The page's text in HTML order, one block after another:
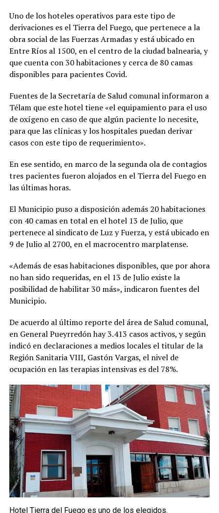
Uno de los hoteles operativos para este tipo de
derivaciones es el Tierra del Fuego, que pertenece a la
obra social de las Fuerzas Armadas y está ubicado en
Entre Ríos al 1500, en el centro de la ciudad balnearia, y
que cuenta con 30 habitaciones y cerca de 80 camas
disponibles para pacientes Covid.
Fuentes de la Secretaría de Salud comunal informaron a
Télam que este hotel tiene «el equipamiento para el uso
de oxígeno en caso de que algún paciente lo necesite,
para que las clínicas y los hospitales puedan derivar
casos con este tipo de requerimiento».
En ese sentido, en marco de la segunda ola de contagios
tres pacientes fueron alojados en el Tierra del Fuego en
las últimas horas.
El Municipio puso a disposición además 20 habitaciones
con 40 camas en total en el hotel 13 de Julio, que
pertenece al sindicato de Luz y Fuerza, y está ubicado en
9 de Julio al 2700, en el macrocentro marplatense.
«Además de esas habitaciones disponibles, que por ahora
no han sido requeridas, en el 13 de Julio existe la
posibilidad de habilitar 30 más», indicaron fuentes del
Municipio.
De acuerdo al último reporte del área de Salud comunal,
en General Pueyrredón hay 3.413 casos activos, y según
indicó en declaraciones a medios locales el titular de la
Región Sanitaria VIII, Gastón Vargas, el nivel de
ocupación en las terapias intensivas es del 78%.
Hotel Tierra del Fuego es uno de los elegidos.